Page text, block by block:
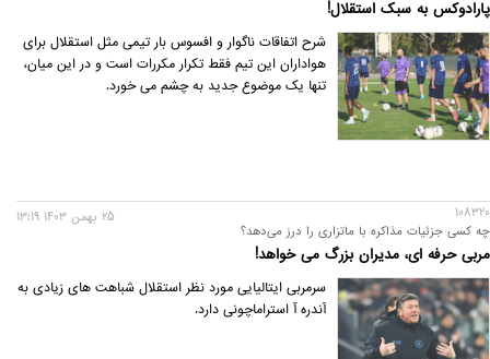
پارادوکس به سبک استقلال!
شرح اتفاقات ناگوار و افسوس بار تیمی مثل استقلال برای
هواداران این تیم فقط تکرار مکررات است و در این میان،
تنها یک موضوع جدید به چشم می خورد.
108320
چه کسی جزئیات مذاکره با ماتزاری را درز می‌دهد؟
مربی حرفه ای، مدیران بزرگ می خواهد!
25 بهمن 1403 13:19
سرمربی ایتالیایی مورد نظر استقلال شباهت های زیادی به
آندره آ استراماچونی دارد.